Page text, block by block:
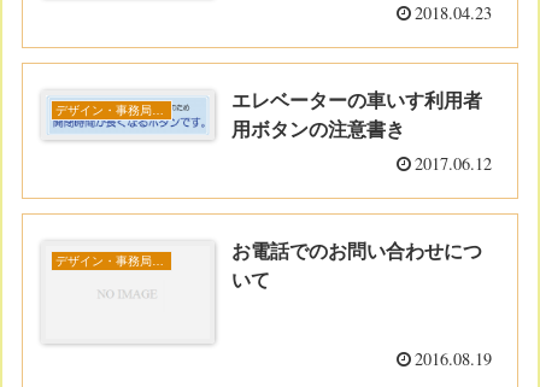
2018.04.23
デザイン・事務局コラム
エレベーターの車いす利用者
用ボタンの注意書き
2017.06.12
デザイン・事務局コラム
お電話でのお問い合わせにつ
いて
2016.08.19